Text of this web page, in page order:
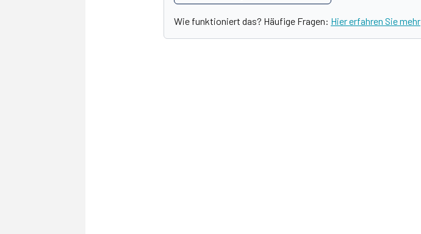
Wie funktioniert das? Häufige Fragen: Hier erfahren Sie mehr